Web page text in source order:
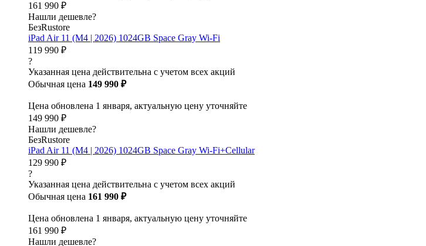
161 990 ₽
Нашли дешевле?
БезRustore
iPad Air 11 (M4 | 2026) 1024GB Space Gray Wi-Fi
119 990 ₽
?
Указанная цена действительна с учетом всех акций
Обычная цена 149 990 ₽
Цена обновлена 1 января, актуальную цену уточняйте
149 990 ₽
Нашли дешевле?
БезRustore
iPad Air 11 (M4 | 2026) 1024GB Space Gray Wi-Fi+Cellular
129 990 ₽
?
Указанная цена действительна с учетом всех акций
Обычная цена 161 990 ₽
Цена обновлена 1 января, актуальную цену уточняйте
161 990 ₽
Нашли дешевле?